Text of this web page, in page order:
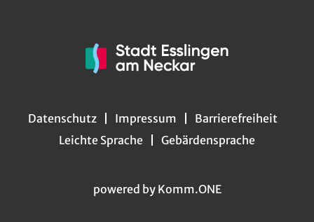
Datenschutz Impressum
Barrierefreiheit
Leichte Sprache
Gebärdensprache
powered by Komm.ONE